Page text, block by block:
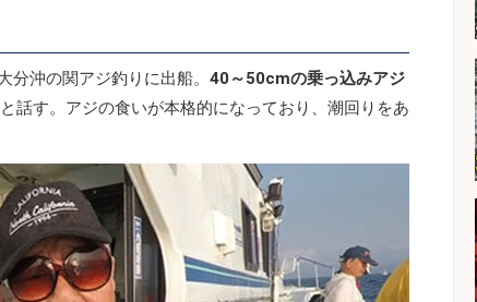
分沖の関アジ釣りに出船。 40～50cmの乗っ込みアジ
話す。アジの食いが本格的になっており、潮回りをあ